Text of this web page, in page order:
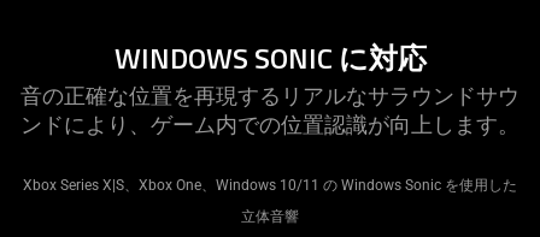
WINDOWS SONIC に対応
音の正確な位置を再現するリアルなサラウンドサウ
ンドにより、ゲーム内での位置認識が向上し ます。
Xbox Series X|S、Xbox One、Windows 10/11 の Windows Sonic を使用した
立体音響